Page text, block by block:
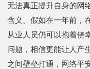
无法真正提升自身的网
含义。假如在一年前，
从业人员仍可以抱着侥
问题，相信更能让人产
之间壁垒打通，网络平